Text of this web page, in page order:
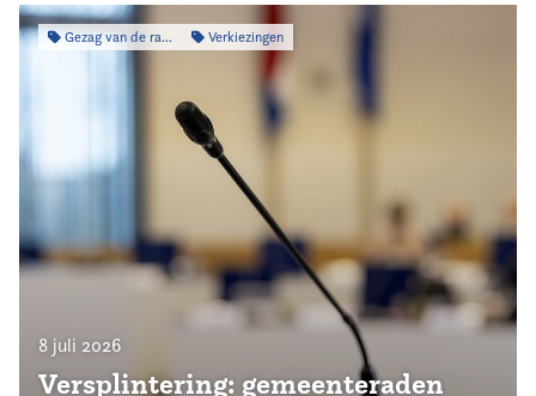
Gezag van de raad Verkiezingen
8 juli 2026
Versplintering: gemeenteraden